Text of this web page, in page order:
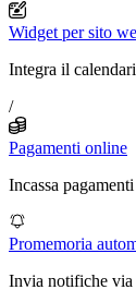
Widget per sito
Integra il
/
Pagamenti online
Incassa
Promemoria
Invia notifiche via